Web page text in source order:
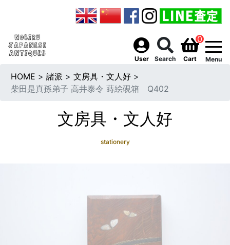
User Search
0
Cart Menu
HOME > 諸派 > 文房具・文人好 >
柴田是真孫弟子 高井泰令 蒔絵硯箱 Q402
文房具・文人好
stationery